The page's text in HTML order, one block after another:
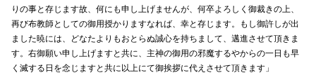
りの事と存じます故、何にも申し上げませんが、何卒よろしく御裁きの上、
再び布教師としての御用授かりますなれば、幸と存じます。もし御許しが出
ました暁には、どなたよりもおとらぬ誠心を持ちまして、邁進させて頂きま
す。右御願い申し上げますと共に、主神の御用の邪魔するやからの一日も早
く滅する日を念じますと共に以上にて御挨拶に代えさせて頂きます」